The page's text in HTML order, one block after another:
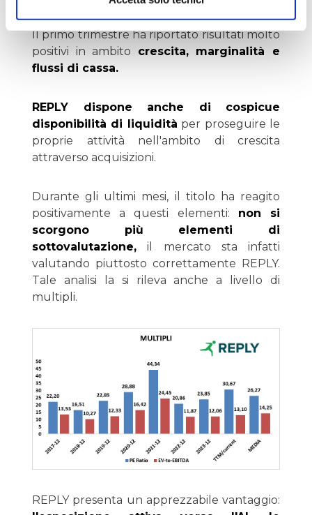
Il primo trimestre ha riportato risultati molto
positivi in ambito crescita, marginalità e
flussi di cassa.
REPLY dispone anche di cospicue
disponibilità di liquidità per proseguire le
proprie attività nell'ambito di crescita
attraverso acquisizioni.
Durante gli ultimi mesi, il titolo ha reagito
positivamente a questi elementi: non si
scorgono più elementi di
sottovalutazione, il mercato sta infatti
valutando piuttosto correttamente REPLY.
Tale analisi la si rileva anche a livello di
multipli.
REPLY presenta un apprezzabile vantaggio: